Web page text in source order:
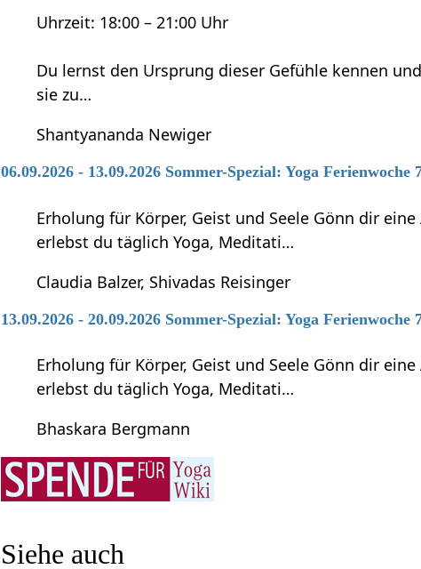
Uhrzeit: 18:00 – 21:00 Uhr
Du lernst den Ursprung dieser Gefühle kennen
sie zu…
Shantyananda Newiger
06.09.2026 - 13.09.2026 Sommer-Spezial: Yoga Ferienwoche
Erholung für Körper, Geist und Seele Gönn dir
erlebst du täglich Yoga, Meditati…
Claudia Balzer, Shivadas Reisinger
13.09.2026 - 20.09.2026 Sommer-Spezial: Yoga Ferienwoche
Erholung für Körper, Geist und Seele Gönn dir
erlebst du täglich Yoga, Meditati…
Bhaskara Bergmann
Siehe auch